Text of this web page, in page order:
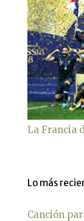
La Francia
Lo más
Canción